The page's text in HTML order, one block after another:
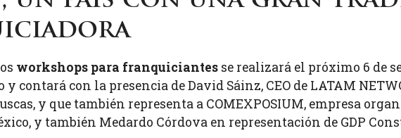
workshops para franquiciantes se realizará el próximo 6 de
y contará con la presencia de David Sáinz, CEO de LATAM
y que también representa a COMEXPOSIUM, empresa
y también Medardo Córdova en representación de GDP